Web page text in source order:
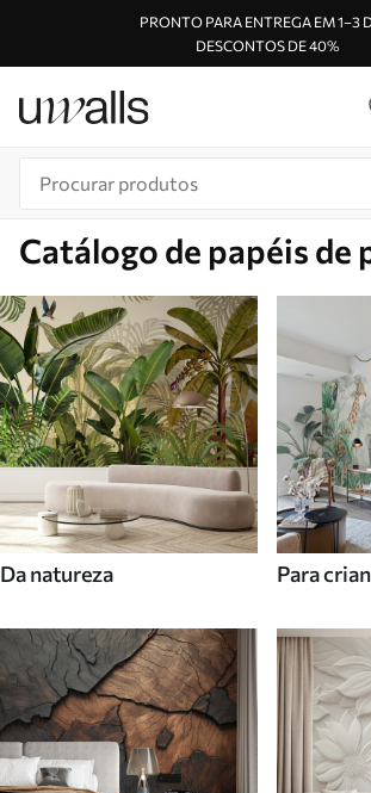
PRONTO PARA ENTREGA EM 1–3
DESCONTOS DE 40%
Catálogo de papéis de
Da natureza Para